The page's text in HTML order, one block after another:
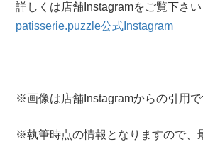
詳しくは店舗Instagramをご覧下さい
patisserie.puzzle公式Instagram
※画像は店舗Instagramからの引用で
※執筆時点の情報となりますので、